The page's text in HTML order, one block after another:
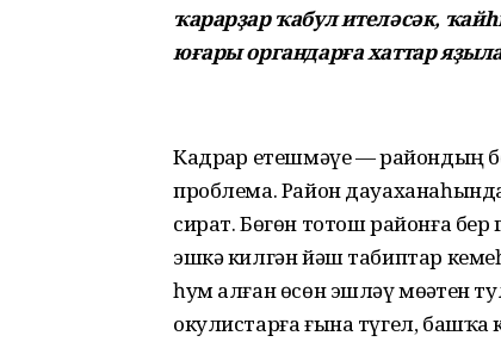
ҡарарҙар ҡабул ителәсәк,
юғары органдарға хаттар
Кадрҙар етешмәүе — райондың
проблема. Район
сират. Бөгөн тотош районға
эшкә килгән йәш табиптар
һум алған өсөн эшләү мөҙҙәтен
окулистарға ғына түгел, башҡа